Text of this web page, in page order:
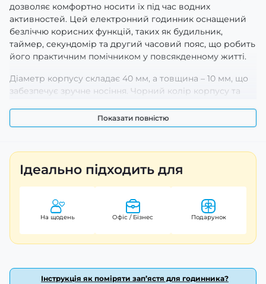
дозволяє комфортно носити їх під час водних
активностей. Цей електронний годинник оснащений
безліччю корисних функцій, таких як будильник,
таймер, секундомір та другий часовий пояс, що робить
його практичним помічником у повсякденному житті.
Діаметр корпусу складає 40 мм, а товщина – 10 мм, що
забезпечує зручне носіння. Чорний колір корпусу та
надають годиннику стильного вигляду. Ремінець з
каучуку та класична застібка забезпечують комфорт та
індикатори для годин, секунд, дня тижня, місяця та
числа. Гарантія на цей пристрій складає 12 місяців. Вага
годинника – 32 г. Бренд Skmei гарантує високу якість і
надійність продукції.
Показати повністю
Ідеально підходить для
На щодень Офіс / Бізнес Подарунок
Інструкція як поміряти зап’ястя для годинника?